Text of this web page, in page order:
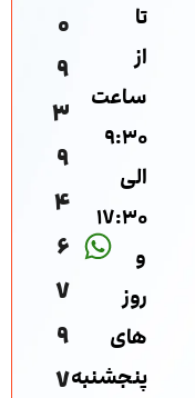
تا
از
ساعت
۹:۳۰
الی
۱۷:۳۰
و
روز
های
پنجشنبه
0
9
3
9
4
6
7
9
7